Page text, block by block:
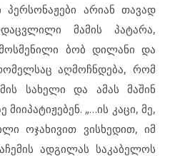
არიან თავად
მამის პატარა,
ბობ დილანი და
აღმოჩნდება, რომ
სახელი და ამას მაშინ
„…ის კაცი, მე,
ოჯახივით ვისხედით, იმ
ადგილას საკაბელოს